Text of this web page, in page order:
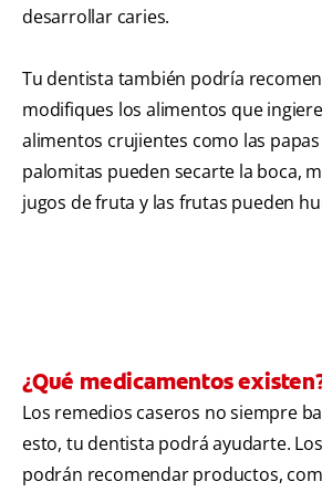
desarrollar caries.
Tu dentista también podría
modifiques los alimentos que
alimentos crujientes como las papas
palomitas pueden secarte la boca,
jugos de fruta y las frutas pueden
¿Qué medicamentos
Los remedios caseros no siempre
esto, tu dentista podrá ayudarte.
podrán recomendar productos,